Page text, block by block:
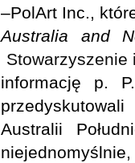
–PolArt Inc.,
Australia and
Stowarzyszenie
informację p.
Australii